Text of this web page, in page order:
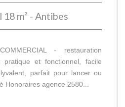
m² - Antibes
- restauration
pratique et fonctionnel, facile
parfait pour lancer ou
Honoraires agence 2580...